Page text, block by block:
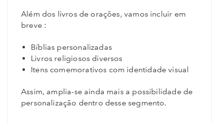
Além dos livros de orações, vamos incluir em
breve :
Bíblias personalizadas
Livros religiosos diversos
Itens comemorativos com identidade visual
Assim, amplia-se ainda mais a possibilidade de
personalização dentro desse segmento.